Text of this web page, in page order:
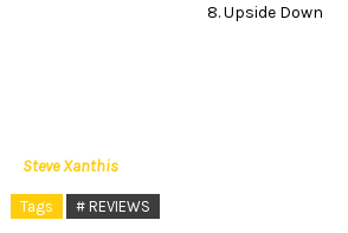
8. Upside Down
Steve Xanthis
Tags # REVIEWS